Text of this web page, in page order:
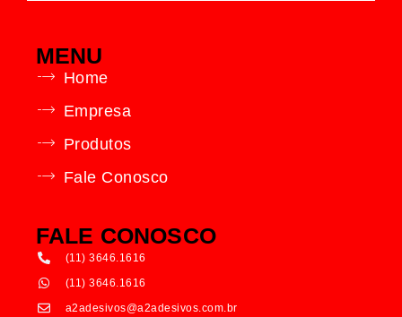
MENU
Home
Empresa
Produtos
Fale Conosco
FALE CONOSCO
(11) 3646.1616
(11) 3646.1616
a2adesivos@a2adesivos.com.br